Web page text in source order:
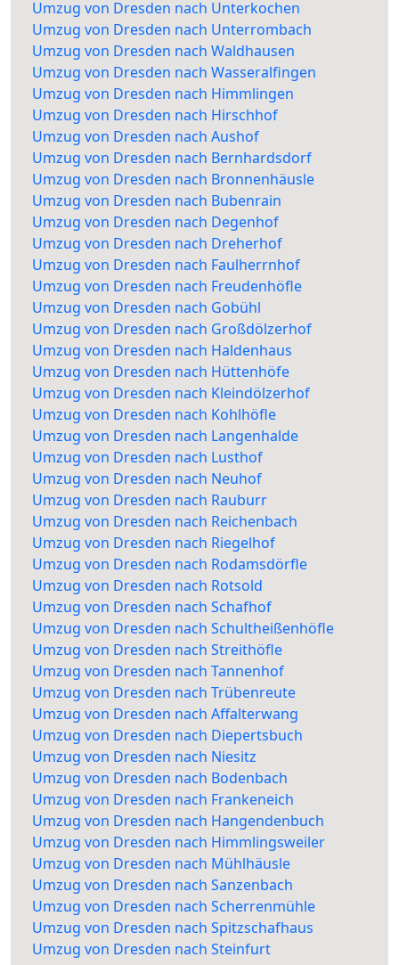
Umzug von Dresden nach Unterkochen
Umzug von Dresden nach Unterrombach
Umzug von Dresden nach Waldhausen
Umzug von Dresden nach Wasseralfingen
Umzug von Dresden nach Himmlingen
Umzug von Dresden nach Hirschhof
Umzug von Dresden nach Aushof
Umzug von Dresden nach Bernhardsdorf
Umzug von Dresden nach Bronnenhäusle
Umzug von Dresden nach Bubenrain
Umzug von Dresden nach Degenhof
Umzug von Dresden nach Dreherhof
Umzug von Dresden nach Faulherrnhof
Umzug von Dresden nach Freudenhöfle
Umzug von Dresden nach Gobühl
Umzug von Dresden nach Großdölzerhof
Umzug von Dresden nach Haldenhaus
Umzug von Dresden nach Hüttenhöfe
Umzug von Dresden nach Kleindölzerhof
Umzug von Dresden nach Kohlhöfle
Umzug von Dresden nach Langenhalde
Umzug von Dresden nach Lusthof
Umzug von Dresden nach Neuhof
Umzug von Dresden nach Rauburr
Umzug von Dresden nach Reichenbach
Umzug von Dresden nach Riegelhof
Umzug von Dresden nach Rodamsdörfle
Umzug von Dresden nach Rotsold
Umzug von Dresden nach Schafhof
Umzug von Dresden nach Schultheißenhöfle
Umzug von Dresden nach Streithöfle
Umzug von Dresden nach Tannenhof
Umzug von Dresden nach Trübenreute
Umzug von Dresden nach Affalterwang
Umzug von Dresden nach Diepertsbuch
Umzug von Dresden nach Niesitz
Umzug von Dresden nach Bodenbach
Umzug von Dresden nach Frankeneich
Umzug von Dresden nach Hangendenbuch
Umzug von Dresden nach Himmlingsweiler
Umzug von Dresden nach Mühlhäusle
Umzug von Dresden nach Sanzenbach
Umzug von Dresden nach Scherrenmühle
Umzug von Dresden nach Spitzschafhaus
Umzug von Dresden nach Steinfurt